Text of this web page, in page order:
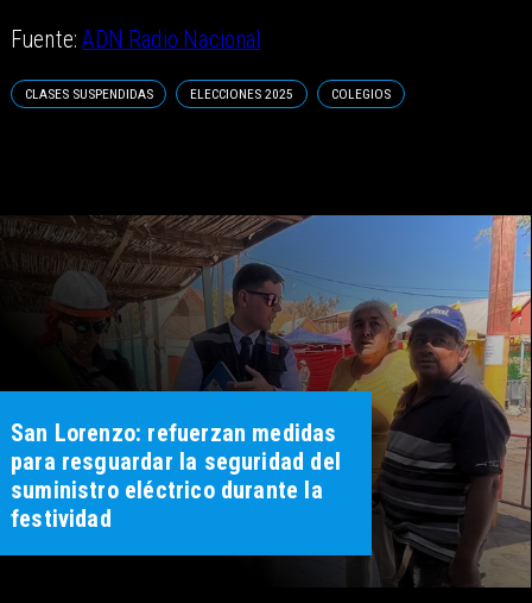
Fuente:ADN Radio Nacional
CLASES SUSPENDIDAS ELECCIONES 2025 COLEGIOS
San Lorenzo: refuerzan medidas
para resguardar la seguridad del
suministro eléctrico durante la
festividad